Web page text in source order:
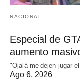
NACIONAL
Especial de
aumento
"Ojalá me dejen jugar
Ago 6, 2026